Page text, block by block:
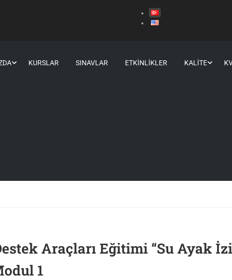
KURSLAR SINAVLAR ETKINLIKLER KALITE
Araçları Eğitimi “Su Ayak
1